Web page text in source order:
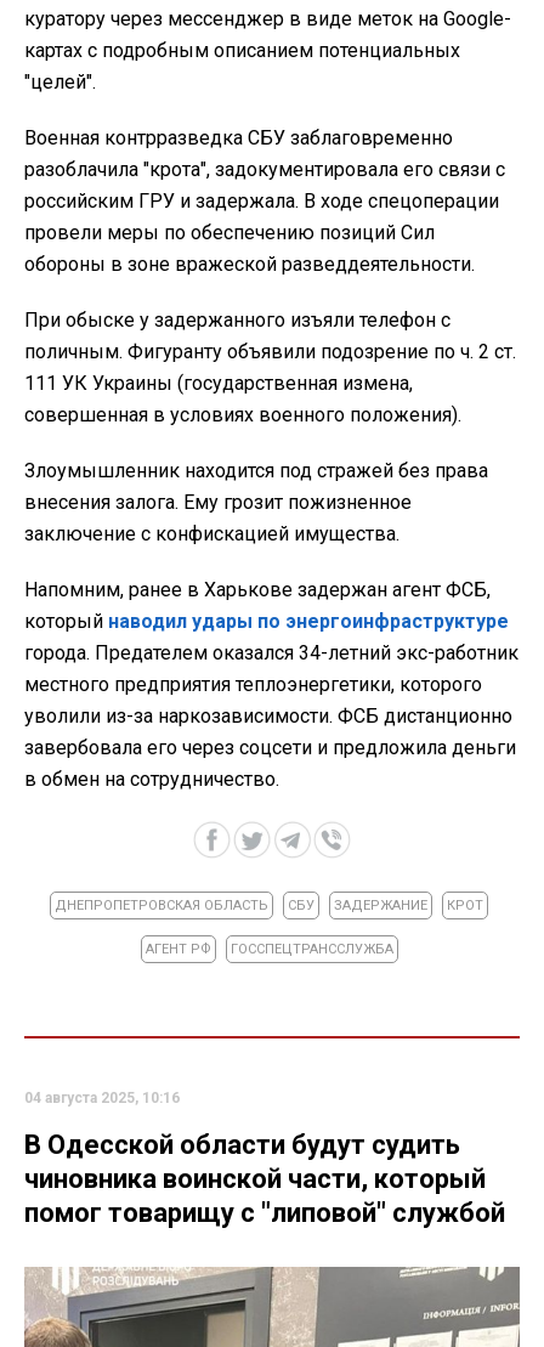
куратору через мессенджер в виде меток на Google-
картах с подробным описанием потенциальных
"целей".
Военная контрразведка СБУ заблаговременно
разоблачила "крота", задокументировала его связи с
российским ГРУ и задержала. В ходе спецоперации
провели меры по обеспечению позиций Сил
обороны в зоне вражеской разведдеятельности.
При обыске у задержанного изъяли телефон с
поличным. Фигуранту объявили подозрение по ч. 2 ст.
111 УК Украины (государственная измена,
совершенная в условиях военного положения).
Злоумышленник находится под стражей без права
внесения залога. Ему грозит пожизненное
заключение с конфискацией имущества.
Напомним, ранее в Харькове задержан агент ФСБ,
который наводил удары по энергоинфраструктуре
города. Предателем оказался 34-летний экс-работник
местного предприятия теплоэнергетики, которого
уволили из-за наркозависимости. ФСБ дистанционно
завербовала его через соцсети и предложила деньги
в обмен на сотрудничество.
ДНЕПРОПЕТРОВСКАЯ ОБЛАСТЬ СБУ ЗАДЕРЖАНИЕ КРОТ
АГЕНТ РФ ГОССПЕЦТРАНССЛУЖБА
04 августа 2025, 10:16
В Одесской области будут судить
чиновника воинской части, который
помог товарищу с "липовой" службой